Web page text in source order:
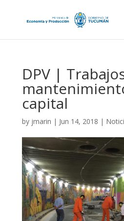
DPV |
capital
by jmarin | Jun 14, 2018 |